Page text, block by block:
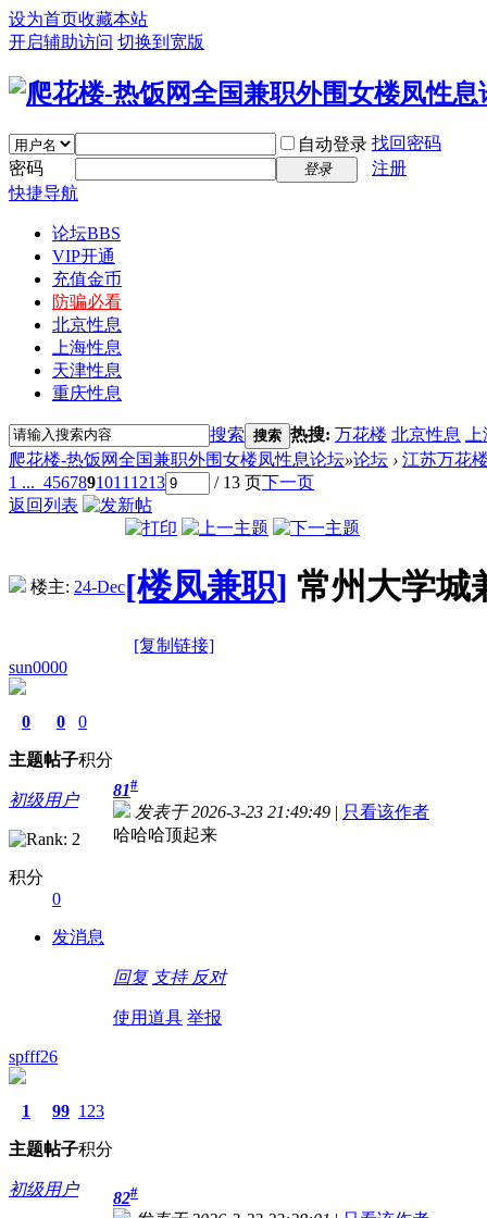
设为首页收藏本站
开启辅助访问 切换到宽版
自动登录 找回密码
密码
登录
注册
快捷导航
论坛BBS
VIP开通
充值金币
防骗必看
北京性息
上海性息
天津性息
重庆性息
搜索 搜索 热搜: 万花楼 北京性息
爬花楼-热饭网全国兼职外围女楼凤性息论坛»论坛 › 江苏万花
1 ... 4567891011 1213 / 13 页下一页
返回列表
楼主: 24-Dec[楼凤兼职] 常州大学城
[复制链接]
sun0000
0
主题
0
帖子
0
积分
初级用户
积分
0
发消息
81#
发表于 2026-3-23 21:49:49 | 只看该作者
哈哈哈顶起来
回复 支持 反对
使用道具 举报
spfff26
1
主题
99
帖子
123
积分
初级用户 82#